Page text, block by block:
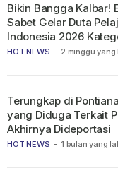
HOT NEWS - 2 minggu yang
Bikin Bangga Kalbar!
Sabet Gelar Duta
Indonesia 2026
HOT NEWS - 1 bulan yang
Terungkap di
yang Diduga Terkait
Akhirnya Dideportasi